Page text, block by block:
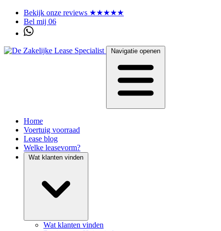
Bekijk onze reviews ★★★★★
Bel mij 06
Navigatie openen
Home
Voertuig voorraad
Lease blog
Welke leasevorm?
Wat klanten vinden
Wat klanten vinden